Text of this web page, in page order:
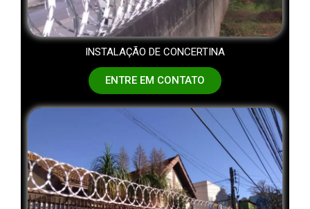
INSTALAÇÃO DE CONCERTINA
ENTRE EM CONTATO